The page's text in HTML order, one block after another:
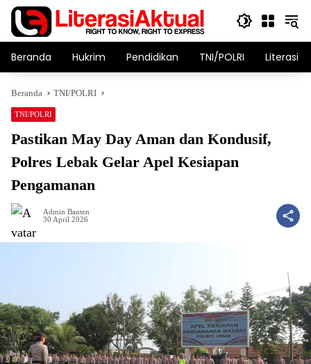
Langsung
konten
Beranda Hukrim Pendidikan TNI/POLRI Literasi
Beranda TNI/POLRI
TNI/POLRI
Pastikan May Day Aman dan Kondusif,
Polres Lebak Gelar Apel Kesiapan
Pengamanan
Admin Banten
30 April 2026